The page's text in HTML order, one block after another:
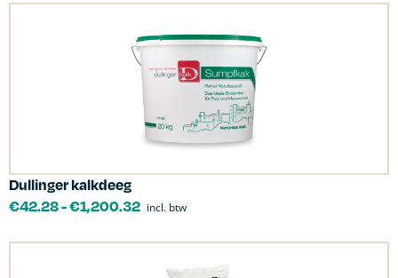
Dullinger kalkdeeg
€42.28-€1,200.32 incl. btw